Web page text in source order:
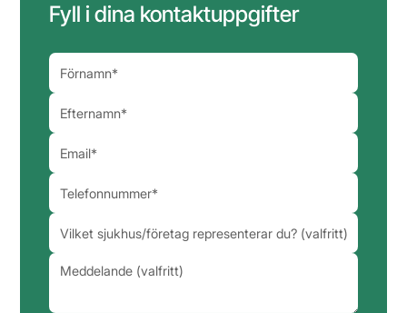
Fyll i dina kontaktuppgifter